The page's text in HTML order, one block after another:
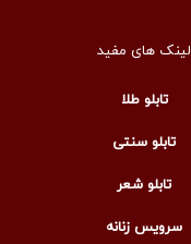
لینک های مفید
تابلو طلا
تابلو سنتی
تابلو شعر
سرویس زنانه